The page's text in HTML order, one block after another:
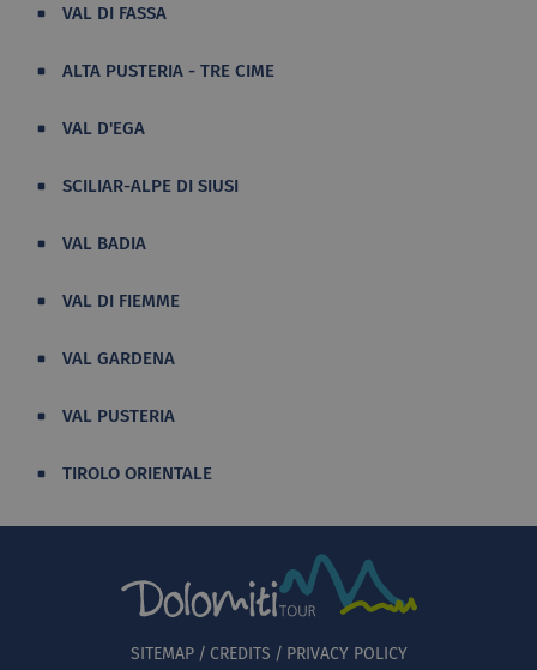
VAL DI FASSA
ALTA PUSTERIA - TRE CIME
VAL D'EGA
SCILIAR-ALPE DI SIUSI
VAL BADIA
VAL DI FIEMME
VAL GARDENA
VAL PUSTERIA
TIROLO ORIENTALE
SITEMAP CREDITS PRIVACY POLICY